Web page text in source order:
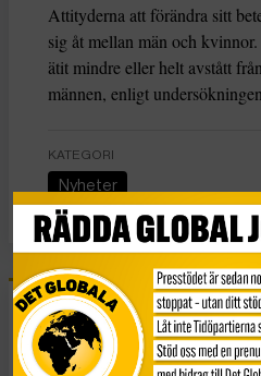
Attityderna att förändra sitt
sig åt mellan män och
ätit mindre eller helt avstått
männen, enligt
KATEGORI
Nyheter
Essä